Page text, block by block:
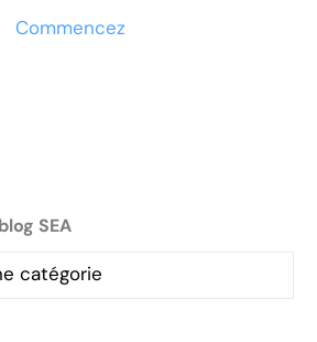
Commencez
SEA